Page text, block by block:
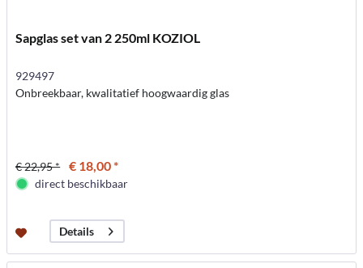
Sapglas set van 2 250ml KOZIOL
929497
Onbreekbaar, kwalitatief hoogwaardig glas
€ 22,95 * € 18,00 *
direct beschikbaar
Details